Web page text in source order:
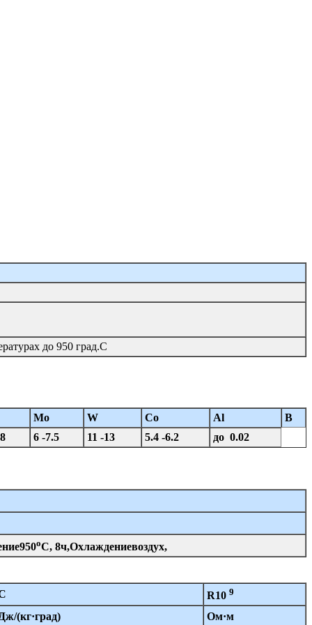
до 950 град.С
Mo W Co Al
B
6 -7.5 11 -13 5.4 -6.2 до 0.02
oC, 8ч,Охлаждениевоздух,
R10 9
(кг·град) Ом·м